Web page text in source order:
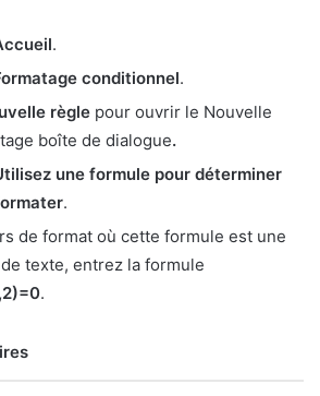
.
conditionnel.
règle pour ouvrir le Nouvelle
boîte de dialogue.
une formule pour déterminer
.
de format où cette formule est une
texte, entrez la formule
.